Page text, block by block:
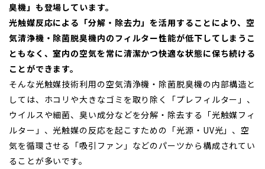
臭機」も登場しています。
光触媒反応による「分解・除去力」を活用することにより、空
気清浄機・除菌脱臭機内のフィルター性能が低下してしまうこ
ともなく、室内の空気を常に清潔かつ快適な状態に保ち続ける
ことができます。
そんな光触媒技術利用の空気清浄機・除菌脱臭機の内部構造と
しては、ホコリや大きなゴミを取り除く「プレフィルター」、
ウイルスや細菌、臭い成分などを分解・除去する「光触媒フィ
ルター」、光触媒の反応を起こすための「光源・UV光」、空
気を循環させる「吸引ファン」などのパーツから構成されてい
ることが多いです。